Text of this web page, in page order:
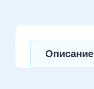
Описание